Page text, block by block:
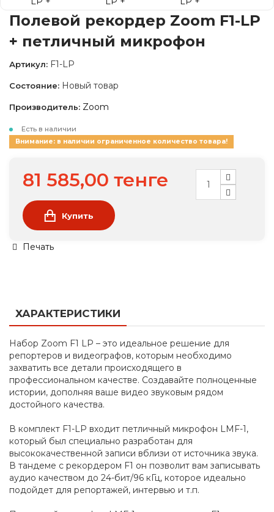
Полевой рекордер Zoom F1-LP
+ петличный микрофон
Артикул: F1-LP
Состояние: Новый товар
Производитель: Zoom
Есть в наличии
Внимание: в наличии ограниченное количество товара!
81 585,00 тенге
Купить
Печать
ХАРАКТЕРИСТИКИ
Набор Zoom F1 LP – это идеальное решение для
репортеров и видеографов, которым необходимо
захватить все детали происходящего в
профессиональном качестве. Создавайте полноценные
истории, дополняя ваше видео звуковым рядом
достойного качества.
В комплект F1-LP входит петличный микрофон LMF-1,
который был специально разработан для
высококачественной записи вблизи от источника звука.
В тандеме с рекордером F1 он позволит вам записывать
аудио качеством до 24-бит/96 кГц, которое идеально
подойдет для репортажей, интервью и т.п.